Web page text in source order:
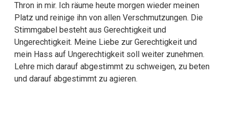
Thron in mir. Ich räume heute morgen wieder meinen
Platz und reinige ihn von allen Verschmutzungen. Die
Stimmgabel besteht aus Gerechtigkeit und
Ungerechtigkeit. Meine Liebe zur Gerechtigkeit und
mein Hass auf Ungerechtigkeit soll weiter zunehmen.
Lehre mich darauf abgestimmt zu schweigen, zu beten
und darauf abgestimmt zu agieren.